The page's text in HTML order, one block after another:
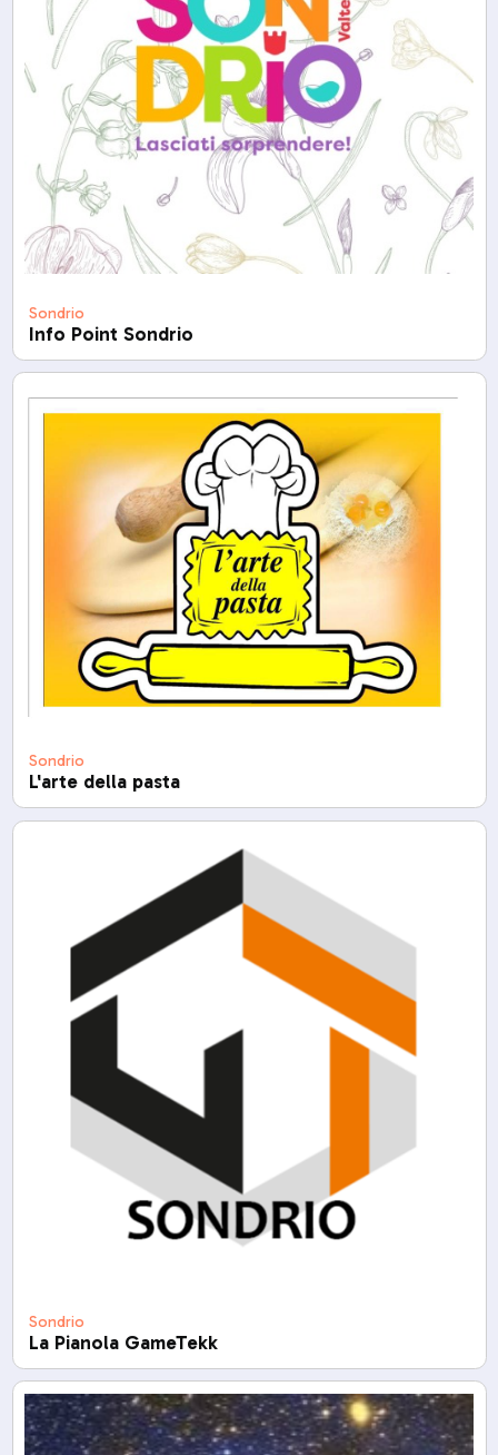
Sondrio
Info Point Sondrio
Sondrio
L'arte della pasta
Sondrio
La Pianola GameTekk